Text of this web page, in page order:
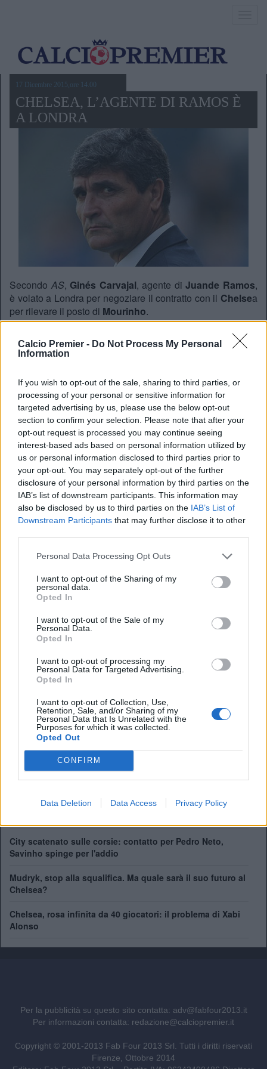
Calcio Premier - Do Not Process My Personal
Information
If you wish to opt-out of the sale, sharing to third parties, or
processing of your personal or sensitive information for
targeted advertising by us, please use the below opt-out
section to confirm your selection. Please note that after your
opt-out request is processed you may continue seeing
interest-based ads based on personal information utilized by
us or personal information disclosed to third parties prior to
your opt-out. You may separately opt-out of the further
disclosure of your personal information by third parties on the
IAB’s list of downstream participants. This information may
also be disclosed by us to third parties on the IAB’s List of
Downstream Participants that may further disclose it to other
Personal Data Processing Opt Outs
I want to opt-out of the Sharing of my
personal data.
Opted In
I want to opt-out of the Sale of my
Personal Data.
Opted In
I want to opt-out of processing my
Personal Data for Targeted Advertising.
Opted In
I want to opt-out of Collection, Use,
Retention, Sale, and/or Sharing of my
Personal Data that Is Unrelated with the
Purposes for which it was collected.
Opted Out
CONFIRM
Data Deletion Data Access Privacy Policy
17 Dicembre 2015,ore 14.00
CHELSEA, L’AGENTE DI RAMOS È
A LONDRA
Secondo AS, Ginés Carvajal, agente di Juande Ramos,
è volato a Londra per negoziare il contratto con il Chelsea
per rilevare il posto di Mourinho.
2007 e il 2008, ilTottenham.
REDAZIONE
Twitter @Calciopremier
Anno di Fondazione:1905
Stadio: Stamford Bridge (41.837)
Città:Londra
Presidente:Todd Boehly
ALBO D'ORO
FA Cup:8
League Cup:5
FA Community Shield:
Champions League:2
Supercoppa Europea:2
Coppa del Mondo per Club: 1
41 giocatori in rosa al Chelsea. Chi può rimanere e chi
partirà
Chelsea, ecco il nuovo terzino: vicino Pep Chavarría dal
City scatenato sulle corsie: contatto per Pedro Neto,
Savinho spinge per l'addio
Mudryk, stop alla squalifica. Ma quale sarà il suo futuro al
Chelsea?
Chelsea, rosa infinita da 40 giocatori: il problema di Xabi
Alonso
Per la pubblicità su questo sito contatta: adv@fabfour2013.it
Per informazioni contatta: redazione@calciopremier.it
Copyright © 2001-2013 Fab Four 2013 Srl. Tutti i diritti riservati
Firenze, Ottobre 2014